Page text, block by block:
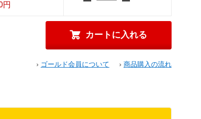
円
› ゴールド会員について › 商品購入の流れ